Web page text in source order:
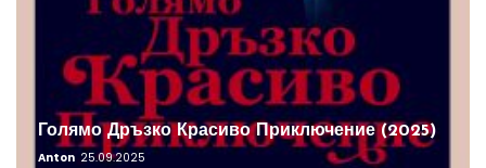
Голямо Дръзко Красиво Приключение (2025)
Anton 25.09.2025